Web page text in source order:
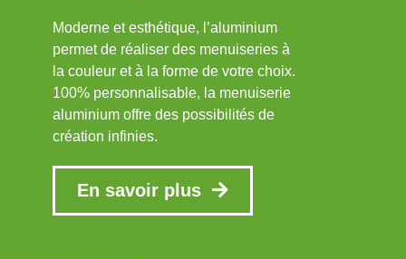
Moderne et esthétique, l’aluminium
permet de réaliser des menuiseries à
la couleur et à la forme de votre choix.
100% personnalisable, la menuiserie
aluminium offre des possibilités de
création infinies.
En savoir plus